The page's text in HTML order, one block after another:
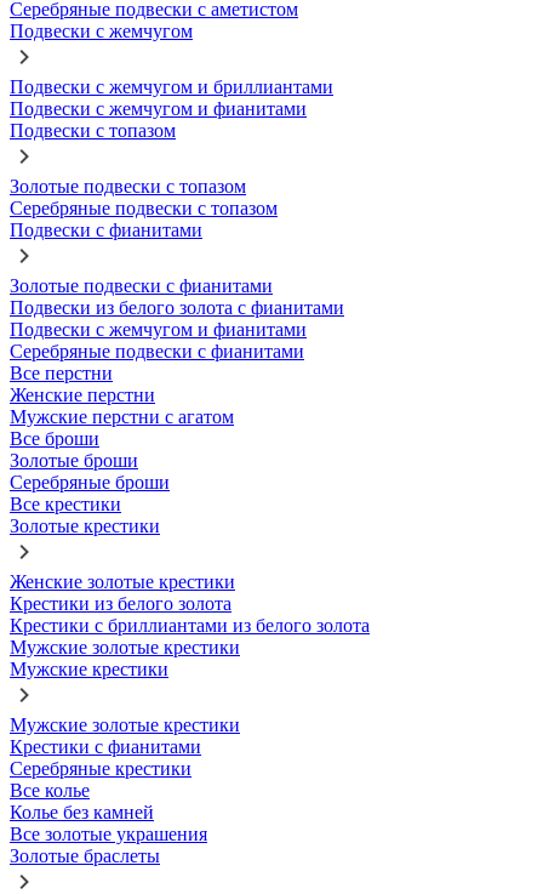
Серебряные подвески с аметистом
Подвески с жемчугом
Подвески с жемчугом и бриллиантами
Подвески с жемчугом и фианитами
Подвески с топазом
Золотые подвески с топазом
Серебряные подвески с топазом
Подвески с фианитами
Золотые подвески с фианитами
Подвески из белого золота с фианитами
Подвески с жемчугом и фианитами
Серебряные подвески с фианитами
Все перстни
Женские перстни
Мужские перстни с агатом
Все броши
Золотые броши
Серебряные броши
Все крестики
Золотые крестики
Женские золотые крестики
Крестики из белого золота
Крестики с бриллиантами из белого золота
Мужские золотые крестики
Мужские крестики
Мужские золотые крестики
Крестики с фианитами
Серебряные крестики
Все колье
Колье без камней
Все золотые украшения
Золотые браслеты